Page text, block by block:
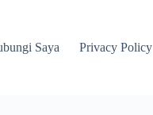
Saya Privacy Policy